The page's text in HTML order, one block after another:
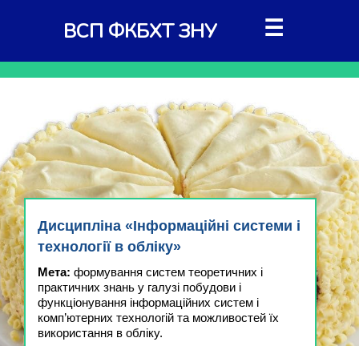
ВСП ФКБХТ ЗНУ ☰
Дисципліна «Інформаційні системи і
технології в обліку»
Мета: формування систем теоретичних і
практичних знань у галузі побудови і
функціонування інформаційних систем і
комп’ютерних технологій та можливостей їх
використання в обліку.